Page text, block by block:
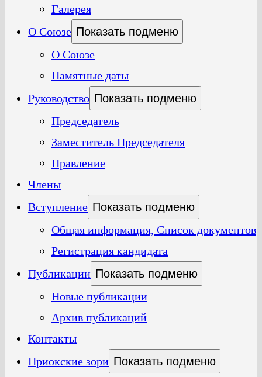
Галерея
О Союзе Показать подменю
О Союзе
Памятные даты
Руководство Показать подменю
Председатель
Заместитель Председателя
Правление
Члены
Вступление Показать подменю
Общая информация, Список документов
Регистрация кандидата
Публикации Показать подменю
Новые публикации
Архив публикаций
Контакты
Приокские зори Показать подменю